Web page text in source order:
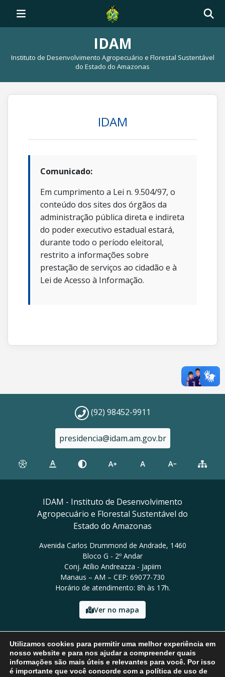
IDAM
Instituto de Desenvolvimento Agropecuário e Florestal Sustentável
do Estado do Amazonas
IDAM
Comunicado:
Em cumprimento a Lei n. 9.504/97, o
conteúdo dos sites dos órgãos da
administração pública direta e indireta
do poder executivo estadual estará,
durante todo o período eleitoral,
restrito a informações sobre
prestação de serviços ao cidadão e à
Lei de Acesso à Informação.
(92) 98452-9911
presidencia@idam.am.gov.br
IDAM - Instituto de Desenvolvimento
Agropecuário e Florestal Sustentável do
Estado do Amazonas
Avenida Carlos Drummond de Andrade, 1460
Bloco G - 2º Andar
Conj. Atílio Andreazza - Japiim
Manaus – AM – CEP: 69077-730
Horário de atendimento: 8h às 17h.
Ver no mapa
Email: presidencia@idam.am.gov.br
Tel: (92) 98452-9911
Utilizamos cookies para permitir uma melhor experiência em
nosso website e para nos ajudar a compreender quais
informações são mais úteis e relevantes para você. Por isso
é importante que você concorde com a política de uso de